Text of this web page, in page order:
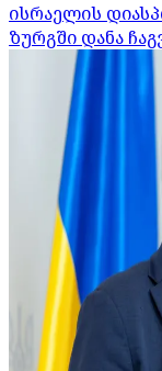
ისრაელის
ზურგში დანა